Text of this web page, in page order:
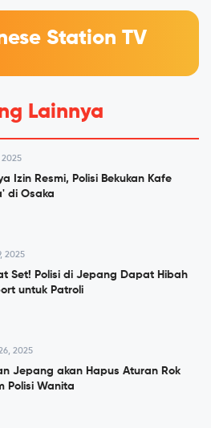
Station TV
Lainnya
2025
Izin Resmi, Polisi Bekukan Kafe
di Osaka
2025
Set! Polisi di Jepang Dapat Hibah
untuk Patroli
2025
Jepang akan Hapus Aturan Rok
Polisi Wanita